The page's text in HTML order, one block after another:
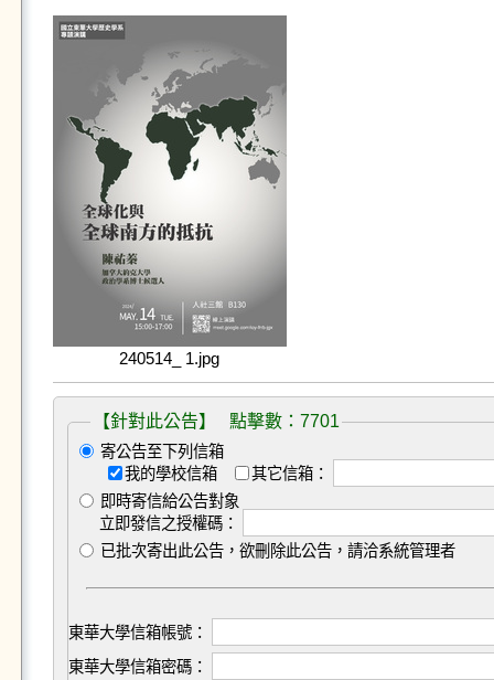
240514_ 1.jpg
【針對此公告】 點擊數：7701
寄公告至下列信箱
我的學校信箱
其它信箱：
即時寄信給公告對象
立即發信之授權碼：
已批次寄出此公告，欲刪除此公告，請洽系統管理者
東華大學信箱帳號：
東華大學信箱密碼：